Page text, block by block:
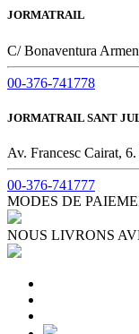
JORMATRAIL
C/ Bonaventura
00-376-741778
JORMATRAIL SANT
Av. Francesc Cairat,
00-376-741777
MODES DE
NOUS LIVRONS